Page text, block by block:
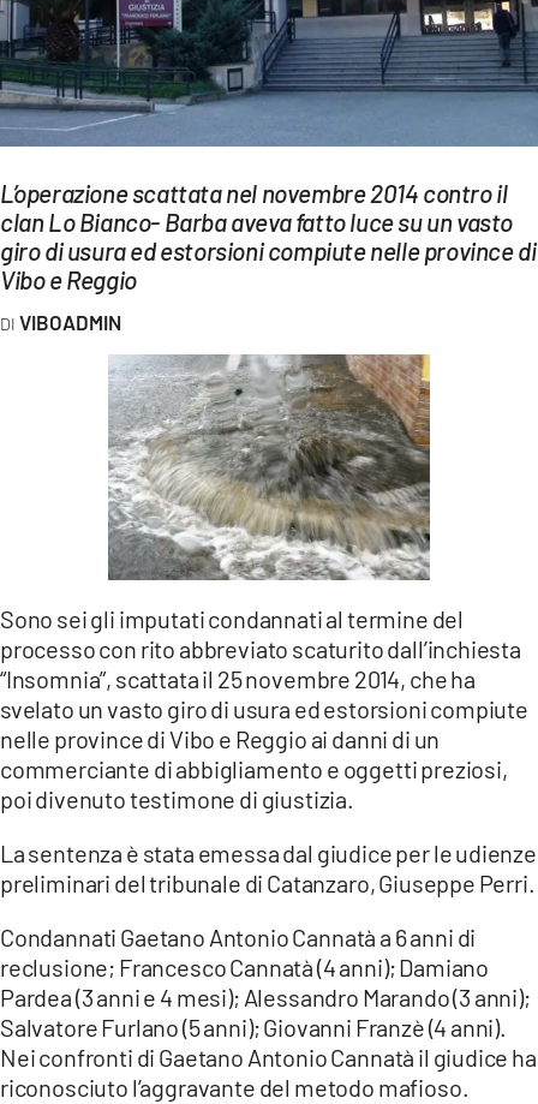
EVENTI
SPORT
Streaming
LAC NETWORK
LAC ONAIR
LACPLAY.IT
LACONAIR.IT
LACITYMAG.IT
ILREGGINO.IT
COSENZACHANNEL.IT
ILVIBONESE.IT
CATANZAROCHANNEL.IT
App
ANDROID
APPLE
L’operazione scattata nel novembre 2014 contro il
clan Lo Bianco- Barba aveva fatto luce su un vasto
giro di usura ed estorsioni compiute nelle province di
Vibo e Reggio
VIBOADMIN
Sono sei gli imputati condannati al termine del
processo con rito abbreviato scaturito dall’inchiesta
“Insomnia”, scattata il 25 novembre 2014, che ha
svelato un vasto giro di usura ed estorsioni compiute
nelle province di Vibo e Reggio ai danni di un
commerciante di abbigliamento e oggetti preziosi,
poi divenuto testimone di giustizia.
La sentenza è stata emessa dal giudice per le udienze
preliminari del tribunale di Catanzaro, Giuseppe Perri.
Condannati Gaetano Antonio Cannatà a 6 anni di
reclusione; Francesco Cannatà (4 anni); Damiano
Pardea (3 anni e 4 mesi); Alessandro Marando (3 anni);
Salvatore Furlano (5 anni); Giovanni Franzè (4 anni).
Nei confronti di Gaetano Antonio Cannatà il giudice ha
riconosciuto l’aggravante del metodo mafioso.